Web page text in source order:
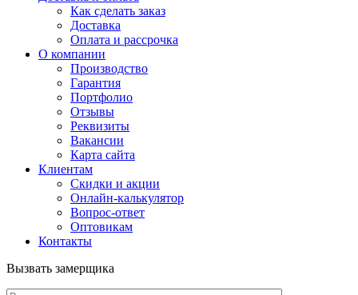
Как сделать заказ
Доставка
Оплата и рассрочка
О компании
Производство
Гарантия
Портфолио
Отзывы
Реквизиты
Вакансии
Карта сайта
Клиентам
Скидки и акции
Онлайн-калькулятор
Вопрос-ответ
Оптовикам
Контакты
Вызвать замерщика